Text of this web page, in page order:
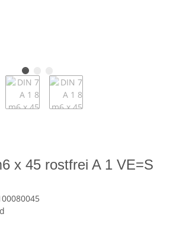
x 45 rostfrei A 1 VE=S